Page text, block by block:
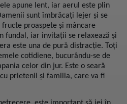
apune lent, iar aerul este plin
sunt îmbrăcați lejer și se
fructe proaspete și mâncare
fundal, iar invitații se relaxează și
este una de pură distracție. Toți
cotidiene, bucurându-se de
celor din jur. Este o seară
prietenii și familia, care va fi